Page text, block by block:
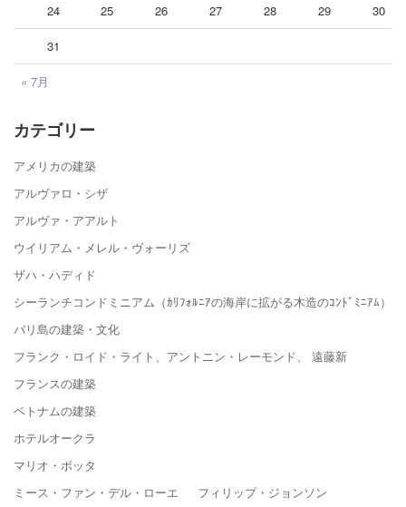
« 7月
24 25 26 27 28 29 30
31
カテゴリー
アメリカの建築
アルヴァロ・シザ
アルヴァ・アアルト
ウイリアム・メレル・ヴォーリズ
ザハ・ハディド
シーランチコンドミニアム（ｶﾘﾌｫﾙﾆｱの海岸に拡がる木造のｺﾝﾄﾞﾐﾆｱﾑ）
バリ島の建築・文化
フランク・ロイド・ライト、アントニン・レーモンド、 遠藤新
フランスの建築
ベトナムの建築
ホテルオークラ
マリオ・ボッタ
ミース・ファン・デル・ローエ フィリップ・ジョンソン